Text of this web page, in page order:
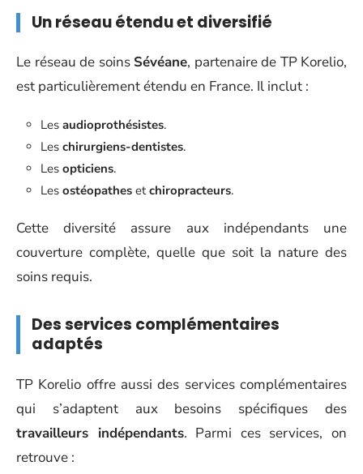
Un réseau étendu et diversifié
Le réseau de soins Sévéane, partenaire de TP Korelio,
est particulièrement étendu en France. Il inclut :
Les audioprothésistes.
Les chirurgiens-dentistes.
Les opticiens.
Les ostéopathes etchiropracteurs.
Cette diversité assure aux indépendants une
couverture complète, quelle que soit la nature des
soins requis.
Des services complémentaires
adaptés
TP Korelio offre aussi des services complémentaires
qui s’adaptent aux besoins spécifiques des
travailleurs indépendants. Parmi ces services, on
retrouve :